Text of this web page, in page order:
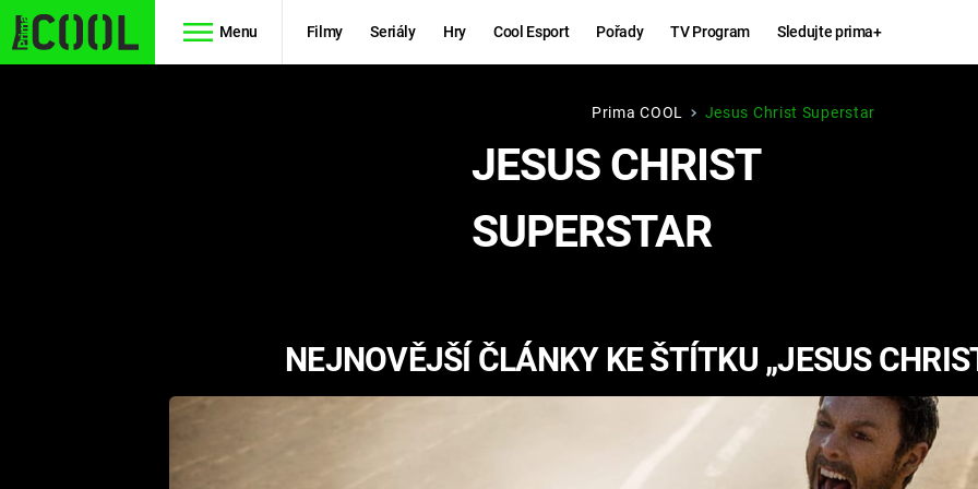
Menu Filmy Seriály Hry Cool Esport Pořady TV Program Sledujte prima+
PREDÁTOR
Hry
GTA 6
DELIVERANCE
ESPORT
CHUCK
NORRIS
Prima COOL Jesus Christ Superstar
JESUS CHRIST
SUPERSTAR
NEJNOVĚJŠÍ ČLÁNKY KE ŠTÍTKU „JESUS